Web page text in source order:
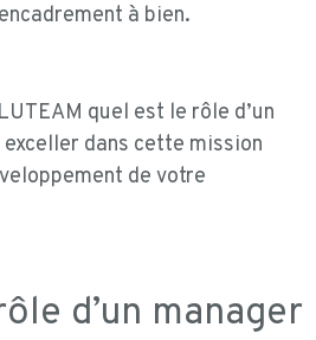
à bien.
quel est le rôle d’un
dans cette mission
de votre
d’un manager